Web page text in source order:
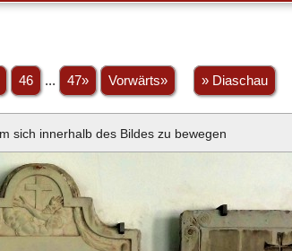
46 ... 47» Vorwärts» » Diaschau